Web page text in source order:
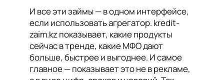
И все эти займы — в одном интерфейсе,
если использовать агрегатор. kredit-
zaim.kz показывает, какие продукты
сейчас в тренде, какие МФО дают
больше, быстрее и выгоднее. И самое
главное — показывает это не в рекламе,